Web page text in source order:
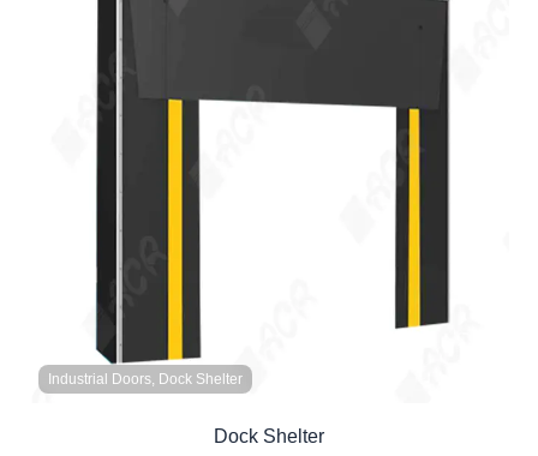
Industrial Doors, Dock Shelter
Dock Shelter